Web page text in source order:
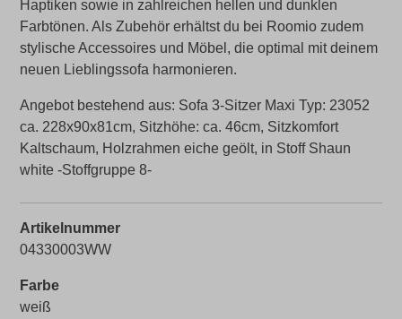
Haptiken sowie in zahlreichen hellen und dunklen
Farbtönen. Als Zubehör erhältst du bei Roomio zudem
stylische Accessoires und Möbel, die optimal mit deinem
neuen Lieblingssofa harmonieren.
Angebot bestehend aus: Sofa 3-Sitzer Maxi Typ: 23052
ca. 228x90x81cm, Sitzhöhe: ca. 46cm, Sitzkomfort
Kaltschaum, Holzrahmen eiche geölt, in Stoff Shaun
white -Stoffgruppe 8-
Artikelnummer
04330003WW
Farbe
weiß